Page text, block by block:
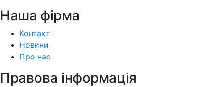
Наша фiрма
Контакт
Новини
Про нас
Правова інформація